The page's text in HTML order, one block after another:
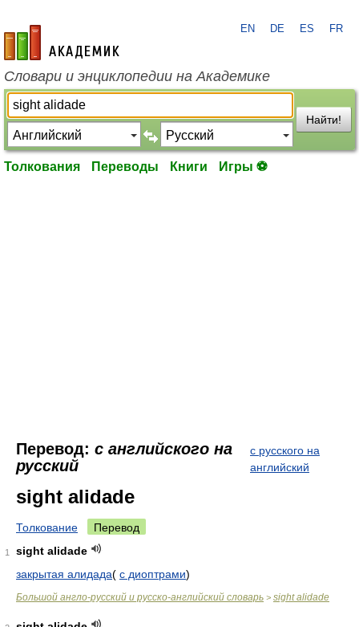
academic.ru
EN DE ES FR
Словари и энциклопедии на Академике
Найти!
Толкования Переводы Книги Игры ⚽
Перевод: с английского на
русский
с русского на
английский
sight alidade
Толкование Перевод
1
sight alidade
закрытая алидада( с диоптрами)
Большой англо-русский и русско-английский словарь > sight alidade